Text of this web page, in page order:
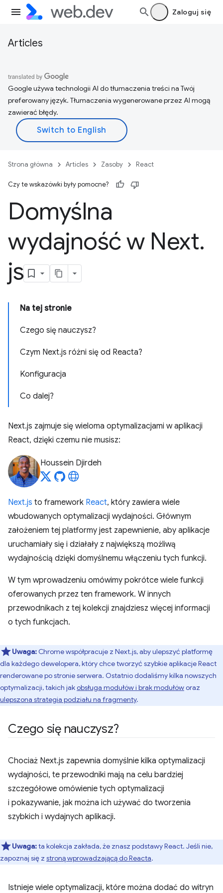
Zaloguj się
Articles
Google używa technologii AI do tłumaczenia treści na Twój
preferowany język. Tłumaczenia wygenerowane przez AI mogą
zawierać błędy.
Strona główna Articles Zasoby React
Czy te wskazówki były pomocne?
Domyślna
wydajność w Next.
js
Na tej stronie
Czego się nauczysz?
Czym Next.js różni się od Reacta?
Konfiguracja
Co dalej?
Next.js zajmuje się wieloma optymalizacjami w aplikacji
React, dzięki czemu nie musisz:
Houssein Djirdeh
Next.js to framework React, który zawiera wiele
wbudowanych optymalizacji wydajności. Głównym
założeniem tej platformy jest zapewnienie, aby aplikacje
uruchamiały się i działały z największą możliwą
wydajnością dzięki domyślnemu włączeniu tych funkcji.
W tym wprowadzeniu omówimy pokrótce wiele funkcji
oferowanych przez ten framework. W innych
przewodnikach z tej kolekcji znajdziesz więcej informacji
o tych funkcjach.
Uwaga: Chrome współpracuje z Next.js, aby ulepszyć platformę
dla każdego dewelopera, który chce tworzyć szybkie aplikacje React
renderowane po stronie serwera. Ostatnio dodaliśmy kilka nowszych
optymalizacji, takich jakobsługa modułów i brak modułóworaz
ulepszona strategia podziału na fragmenty.
Czego się nauczysz?
Chociaż Next.js zapewnia domyślnie kilka optymalizacji
wydajności, te przewodniki mają na celu bardziej
szczegółowe omówienie tych optymalizacji
i pokazywanie, jak można ich używać do tworzenia
szybkich i wydajnych aplikacji.
Uwaga:ta kolekcja zakłada, że znasz podstawy React. Jeśli nie,
zapoznaj się z stroną wprowadzającą do Reacta.
Istnieje wiele optymalizacji, które można dodać do witryn